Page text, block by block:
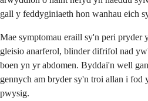
gall y feddyginiaeth hon wanhau eich
Mae symptomau eraill sy'n peri pryder
gleisio anarferol, blinder difrifol nad
boen yn yr abdomen. Byddai'n well
gennych am bryder sy'n troi allan i fod
pwysig.